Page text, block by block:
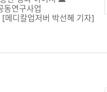
동연구사업
메디칼업저버 박선혜 기자]